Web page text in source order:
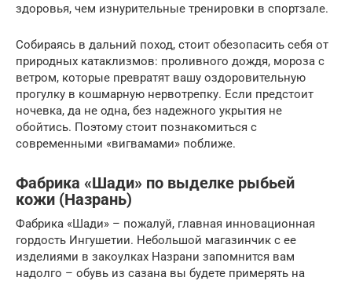
здоровья, чем изнурительные тренировки в спортзале.
Собираясь в дальний поход, стоит обезопасить себя от
природных катаклизмов: проливного дождя, мороза с
ветром, которые превратят вашу оздоровительную
прогулку в кошмарную нервотрепку. Если предстоит
ночевка, да не одна, без надежного укрытия не
обойтись. Поэтому стоит познакомиться с
современными «вигвамами» поближе.
Фабрика «Шади» по выделке рыбьей
кожи (Назрань)
Фабрика «Шади» – пожалуй, главная инновационная
гордость Ингушетии. Небольшой магазинчик с ее
изделиями в закоулках Назрани запомнится вам
надолго – обувь из сазана вы будете примерять на